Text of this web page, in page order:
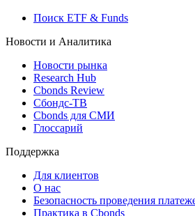
Виджет: Карта процентных ставок
ETF & Funds
Поиск ETF & Funds
Новости и Аналитика
Новости рынка
Research Hub
Cbonds Review
Сбондс-ТВ
Глоссарий
Поддержка